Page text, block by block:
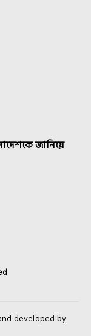
জানিয়ে
developed by